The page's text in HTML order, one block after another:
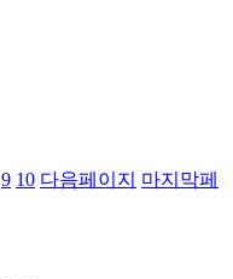
9 10 다음페이지
마지막페